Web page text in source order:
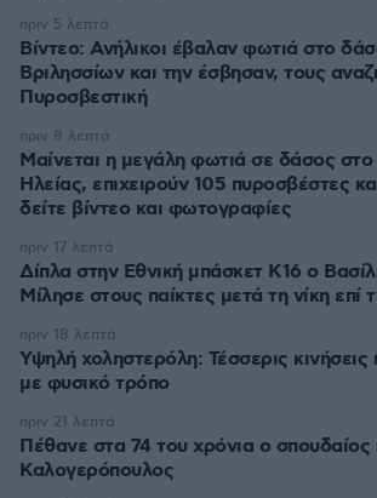
Βίντεο: Ανήλικοι έβαλαν φωτιά στο
Βριλησσίων και την έσβησαν, τους
Πυροσβεστική
πριν 5 λεπτά
Μαίνεται η μεγάλη φωτιά σε δάσος
Ηλείας, επιχειρούν 105 πυροσβέστες
δείτε βίντεο και φωτογραφίες
πριν 8 λεπτά
Δίπλα στην Εθνική μπάσκετ Κ16 ο
Μίλησε στους παίκτες μετά τη νίκη επί
πριν 17 λεπτά
Υψηλή χοληστερόλη: Τέσσερις κινήσεις
με φυσικό τρόπο
πριν 18 λεπτά
Πέθανε στα 74 του χρόνια ο σπουδαίος
Καλογερόπουλος
πριν 21 λεπτά